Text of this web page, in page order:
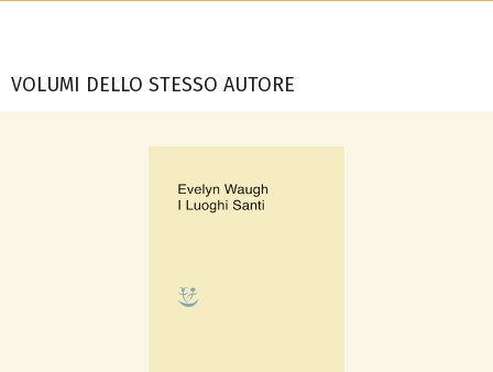
VOLUMI DELLO STESSO AUTORE